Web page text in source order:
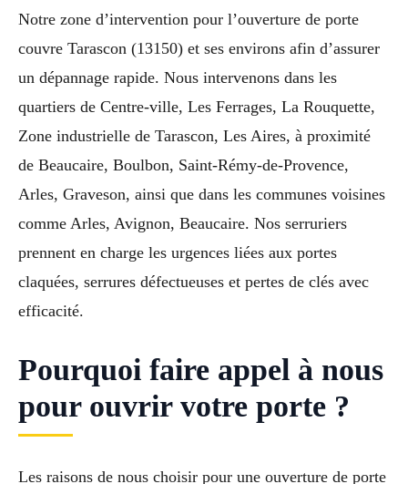
Notre zone d’intervention pour l’ouverture de porte
couvre Tarascon (13150) et ses environs afin d’assurer
un dépannage rapide. Nous intervenons dans les
quartiers de Centre-ville, Les Ferrages, La Rouquette,
Zone industrielle de Tarascon, Les Aires, à proximité
de Beaucaire, Boulbon, Saint-Rémy-de-Provence,
Arles, Graveson, ainsi que dans les communes voisines
comme Arles, Avignon, Beaucaire. Nos serruriers
prennent en charge les urgences liées aux portes
claquées, serrures défectueuses et pertes de clés avec
efficacité.
Pourquoi faire appel à nous
pour ouvrir votre porte ?
Les raisons de nous choisir pour une ouverture de porte